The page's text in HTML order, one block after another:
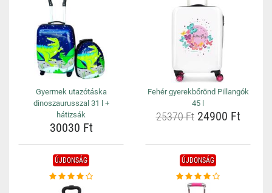
Gyermek utazótáska
dinoszaurusszal 31 l +
hátizsák
30030 Ft
Fehér gyerekbőrönd Pillangók
45 l
25370 Ft24900 Ft
ÚJDONSÁG ÚJDONSÁG